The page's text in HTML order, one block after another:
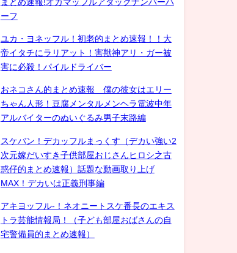
ーフ
ユカ・ヨネッフル！初老的まとめ速報！！大
帝イタチにラリアット！害獣神アリ・ガー被
害に必殺！パイルドライバー
おネコさん的まとめ速報 僕の彼女はエリー
ちゃん人形！豆腐メンタルメンヘラ電波中年
アルバイターのぬいぐるみ男子末路編
スケバン！デカッフルまっくす（デカい強い2
次元嫁だいすき子供部屋おじさんヒロシ之古
惑仔的まとめ速報）話題な動画取り上げ
MAX！デカいは正義刑事編
アキヨッフル-！ネオニートスケ番長のエキス
トラ芸能情報局！（子ども部屋おばさんの自
宅警備員的まとめ速報）